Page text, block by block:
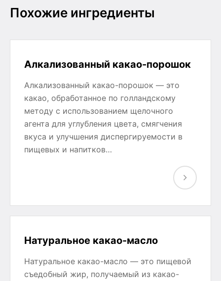
Похожие ингредиенты
Алкализованный какао-порошок
Алкализованный какао-порошок — это
какао, обработанное по голландскому
методу с использованием щелочного
агента для углубления цвета, смягчения
вкуса и улучшения диспергируемости в
пищевых и напитков…
Натуральное какао-масло
Натуральное какао-масло — это пищевой
съедобный жир, получаемый из какао-